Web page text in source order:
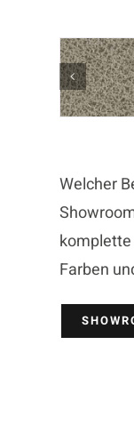
Welcher
Farben